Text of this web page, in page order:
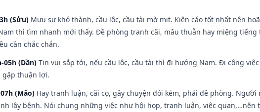
(Sửu) Mưu sự khó thành, cầu lộc, cầu tài mờ mịt. Kiện cáo tốt nhất nên
thì tìm nhanh mới thấy. Đề phòng tranh cãi, mâu thuẫn hay miệng tiếng
cần chắc chắn.
05h (Dần) Tin vui sắp tới, nếu cầu lộc, cầu tài thì đi hướng Nam. Đi công
gặp thuận lợi.
(Mão) Hay tranh luận, cãi cọ, gây chuyện đói kém, phải đề phòng.
lây bệnh. Nói chung những việc như hội họp, tranh luận, việc quan,…nên